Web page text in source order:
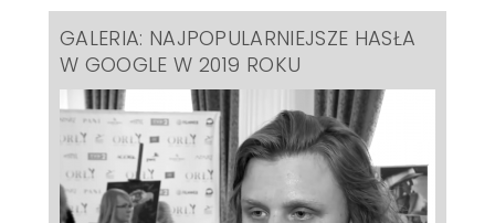
GALERIA: NAJPOPULARNIEJSZE HASŁA
W GOOGLE W 2019 ROKU